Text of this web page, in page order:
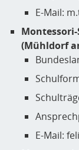
E-Mail:
(Mühldorf
E-Mail: